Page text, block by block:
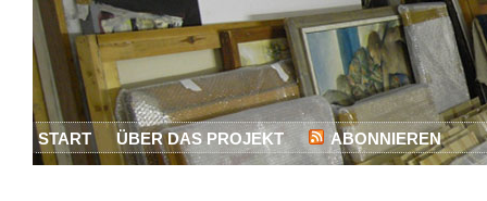
START ÜBER DAS PROJEKT ABONNIEREN